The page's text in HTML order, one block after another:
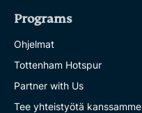
Programs
Ohjelmat
Tottenham Hotspur
Partner with Us
Tee yhteistyötä kanssamme